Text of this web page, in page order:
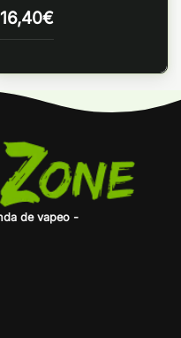
16,40€
de vapeo -